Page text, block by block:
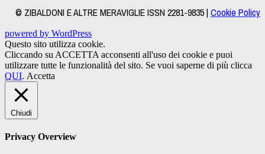
© ZIBALDONI E ALTRE MERAVIGLIE ISSN 2281-9835 | Cookie Policy
powered by WordPress
Questo sito utilizza cookie.
Cliccando su ACCETTA acconsenti all'uso dei cookie e puoi
utilizzare tutte le funzionalità del sito. Se vuoi saperne di più clicca
QUI. Accetta
Chiudi
Privacy Overview